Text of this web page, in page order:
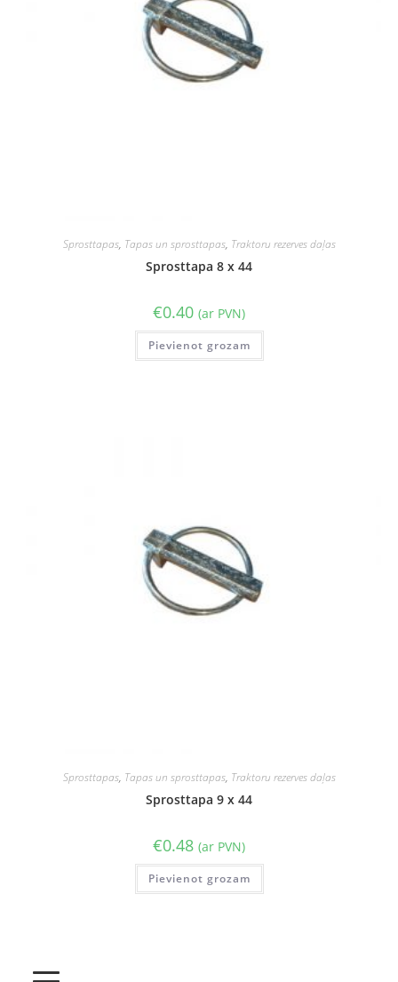
Sprosttapas, Tapas un sprosttapas, Traktoru rezerves daļas
Sprosttapa 8 x 44
€0.40 (ar PVN)
Pievienot grozam
Sprosttapas, Tapas un sprosttapas, Traktoru rezerves daļas
Sprosttapa 9 x 44
€0.48 (ar PVN)
Pievienot grozam